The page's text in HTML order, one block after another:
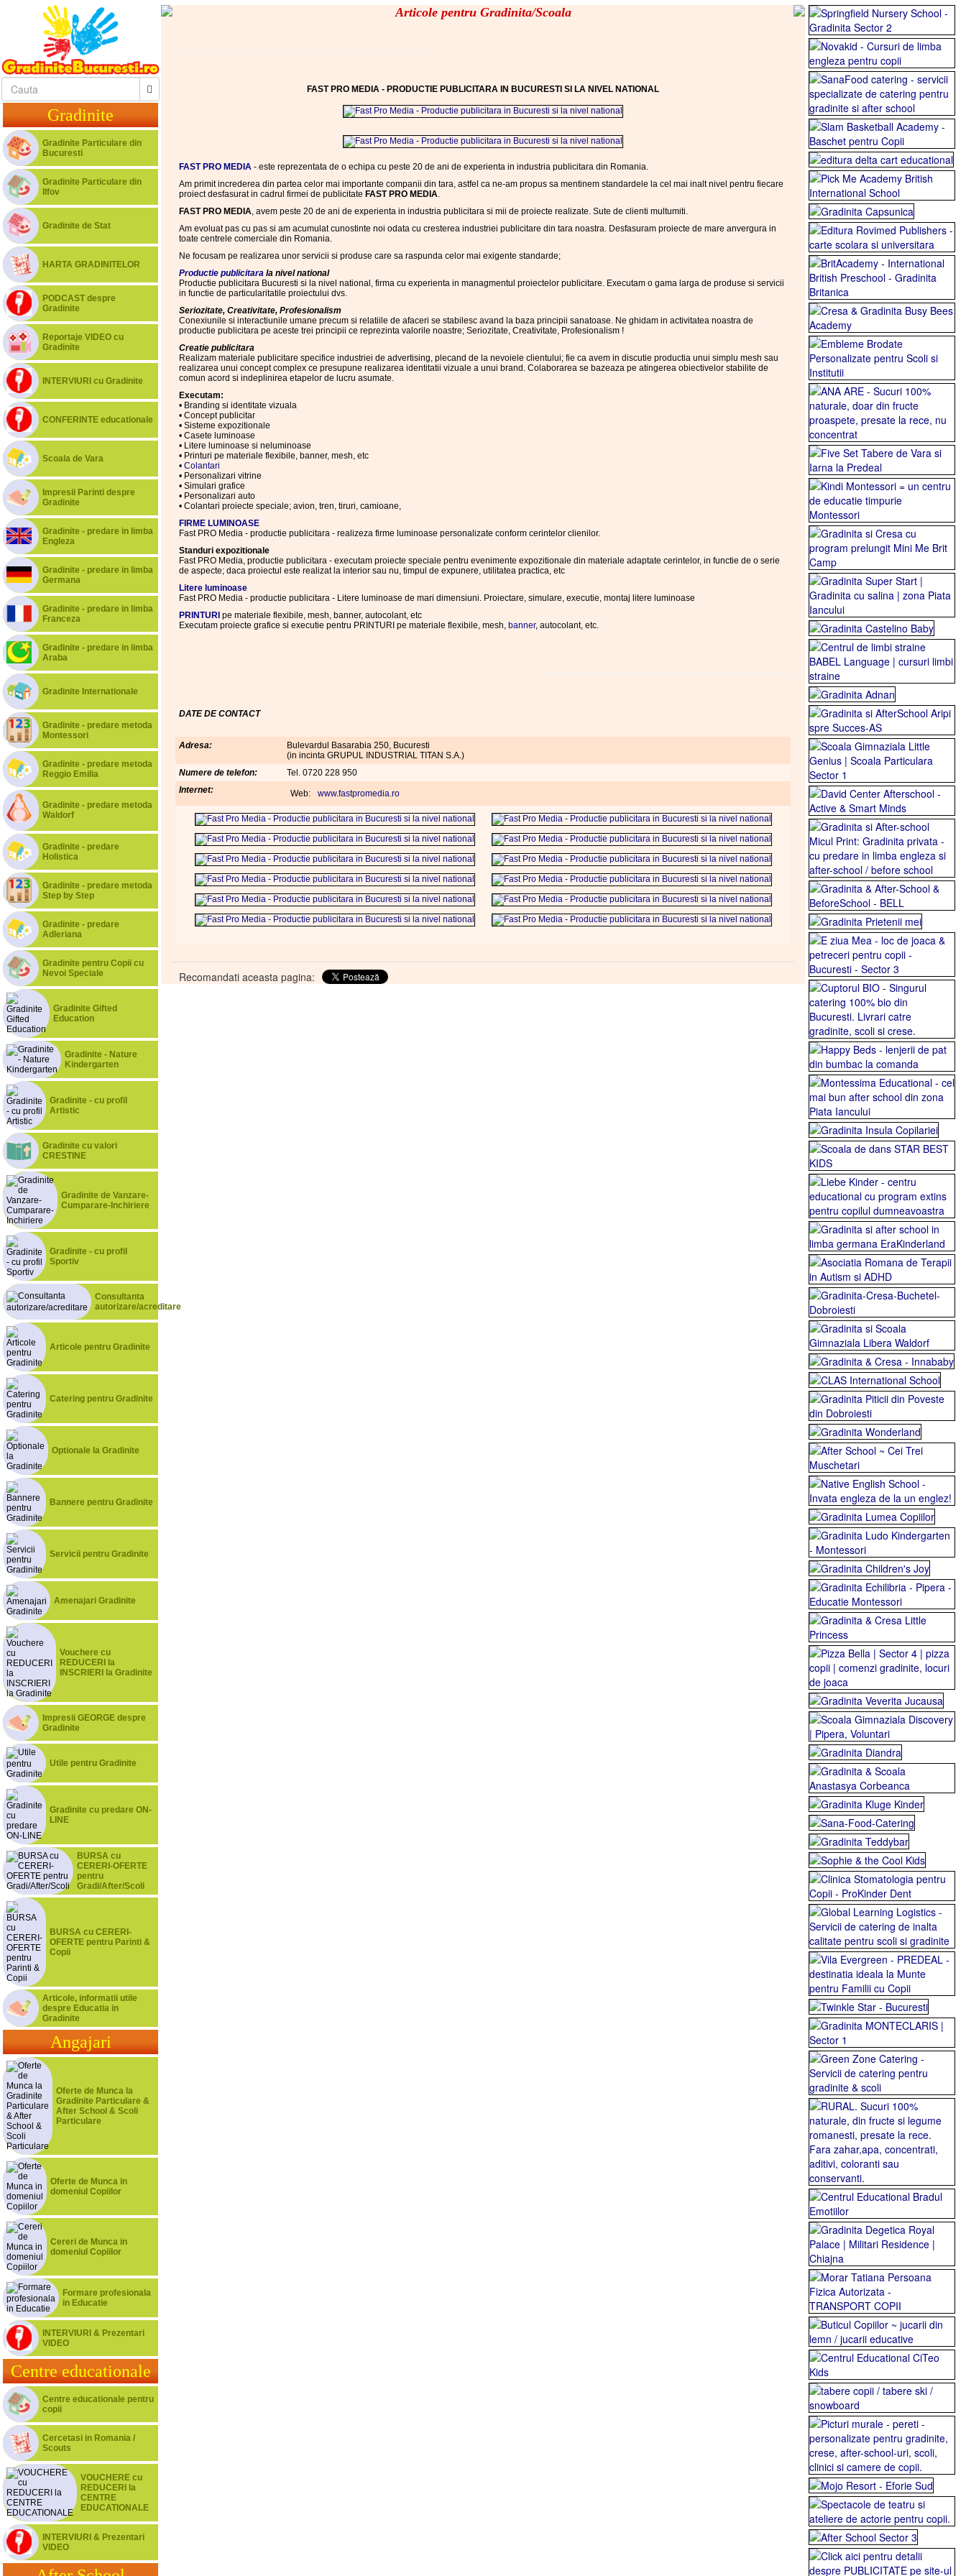
Gradinite
Gradinite Particulare din
Bucuresti
Gradinite Particulare din
Ilfov
Gradinite de Stat
HARTA GRADINITELOR
PODCAST despre
Gradinite
Reportaje VIDEO cu
Gradinite
INTERVIURI cu Gradinite
CONFERINTE educationale
Scoala de Vara
Impresii Parinti despre
Gradinite
Gradinite - predare in limba
Engleza
Gradinite - predare in limba
Germana
Gradinite - predare in limba
Franceza
Gradinite - predare in limba
Araba
Gradinite Internationale
Gradinite - predare metoda
Montessori
Gradinite - predare metoda
Reggio Emilia
Gradinite - predare metoda
Waldorf
Gradinite - predare
Holistica
Gradinite - predare metoda
Step by Step
Gradinite - predare
Adleriana
Gradinite pentru Copii cu
Nevoi Speciale
Gradinite Gifted
Education
Gradinite - Nature
Kindergarten
Gradinite - cu profil
Artistic
Gradinite cu valori
CRESTINE
Gradinite de Vanzare-
Cumparare-Inchiriere
Gradinite - cu profil
Sportiv
Consultanta
autorizare/acreditare
Articole pentru Gradinite
Catering pentru Gradinite
Optionale la Gradinite
Bannere pentru Gradinite
Servicii pentru Gradinite
Amenajari Gradinite
Vouchere cu
REDUCERI la
INSCRIERI la Gradinite
Impresii GEORGE despre
Gradinite
Utile pentru Gradinite
Gradinite cu predare ON-
LINE
BURSA cu
CERERI-OFERTE
pentru
Gradi/After/Scoli
BURSA cu CERERI-
OFERTE pentru Parinti &
Copii
Articole, informatii utile
despre Educatia in
Gradinite
Angajari
Oferte de Munca la
Gradinite Particulare &
After School & Scoli
Particulare
Oferte de Munca in
domeniul Copiilor
Cereri de Munca in
domeniul Copiilor
Formare profesionala
in Educatie
INTERVIURI & Prezentari
VIDEO
Centre educationale
Centre educationale pentru
copii
Cercetasi in Romania /
Scouts
VOUCHERE cu
REDUCERI la
CENTRE
EDUCATIONALE
INTERVIURI & Prezentari
VIDEO
Articole pentru Gradinita/Scoala
FAST PRO MEDIA - PRODUCTIE PUBLICITARA IN BUCURESTI SI LA NIVEL NATIONAL
FAST PRO MEDIA - este reprezentata de o echipa cu peste 20 de ani de experienta in industria publicitara din Romania.
Am primit increderea din partea celor mai importante companii din tara, astfel ca ne-am propus sa mentinem standardele la cel mai inalt nivel pentru fiecare
proiect desfasurat in cadrul firmei de publicitate FAST PRO MEDIA.
FAST PRO MEDIA, avem peste 20 de ani de experienta in industria publicitara si mii de proiecte realizate. Sute de clienti multumiti.
Am evoluat pas cu pas si am acumulat cunostinte noi odata cu cresterea industriei publicitare din tara noastra. Desfasuram proiecte de mare anvergura in
toate centrele comerciale din Romania.
Ne focusam pe realizarea unor servicii si produse care sa raspunda celor mai exigente standarde;
Productie publicitara la nivel national
Productie publicitara Bucuresti si la nivel national, firma cu experienta in managmentul proiectelor publicitare. Executam o gama larga de produse si servicii
in functie de particularitatile proiectului dvs.
Seriozitate, Creativitate, Profesionalism
Conexiunile si interactiunile umane precum si relatiile de afaceri se stabilesc avand la baza principii sanatoase. Ne ghidam in activitatea noastra de
productie publicitara pe aceste trei principii ce reprezinta valorile noastre; Seriozitate, Creativitate, Profesionalism !
Creatie publicitara
Realizam materiale publicitare specifice industriei de advertising, plecand de la nevoiele clientului; fie ca avem in discutie productia unui simplu mesh sau
realizarea unui concept complex ce presupune realizarea identitatii vizuale a unui brand. Colaborarea se bazeaza pe atingerea obiectivelor stabilite de
comun acord si indeplinirea etapelor de lucru asumate.
Executam:
• Branding si identitate vizuala
• Concept publicitar
• Sisteme expozitionale
• Casete luminoase
• Litere luminoase si neluminoase
• Printuri pe materiale flexibile, banner, mesh, etc
• Colantari
• Personalizari vitrine
• Simulari grafice
• Personalizari auto
• Colantari proiecte speciale; avion, tren, tiruri, camioane,
FIRME LUMINOASE
Fast PRO Media - productie publicitara - realizeza firme luminoase personalizate conform cerintelor clienilor.
Standuri expozitionale
Fast PRO Media, productie publicitara - executam proiecte speciale pentru evenimente expozitionale din materiale adaptate cerintelor, in functie de o serie
de aspecte; daca proiectul este realizat la interior sau nu, timpul de expunere, utilitatea practica, etc
Litere luminoase
Fast PRO Media - productie publicitara - Litere luminoase de mari dimensiuni. Proiectare, simulare, executie, montaj litere luminoase
PRINTURI pe materiale flexibile, mesh, banner, autocolant, etc
Executam proiecte grafice si executie pentru PRINTURI pe materiale flexibile, mesh, banner, autocolant, etc.
DATE DE CONTACT
Adresa:
Bulevardul Basarabia 250, Bucuresti
(in incinta GRUPUL INDUSTRIAL TITAN S.A.)
Numere de telefon:
Tel. 0720 228 950
Internet:
Web: www.fastpromedia.ro
Recomandati aceasta pagina: